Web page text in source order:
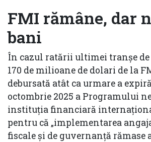
FMI rămâne, dar
bani
În cazul ratării ultimei tranșe
170 de milioane de dolari de la
debursată atât ca urmare a
octombrie 2025 a Programului
instituţia financiară
pentru că „implementarea
fiscale și de guvernanță rămase